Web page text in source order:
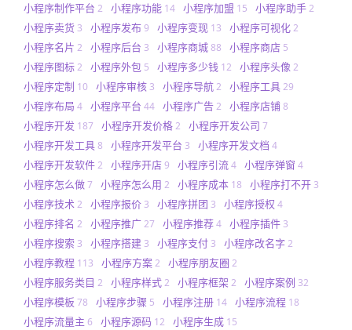
小程序制作平台 2 小程序功能 14 小程序加盟 15 小程序助手2
小程序卖货 3 小程序发布9 小程序变现 13 小程序可视化2
小程序名片 2 小程序后台 3 小程序商城88 小程序商店 5
小程序图标2 小程序外包 5 小程序多少钱 12 小程序头像 2
小程序定制 10 小程序审核 3 小程序导航2 小程序工具29
小程序布局 4 小程序平台 44 小程序广告2 小程序店铺8
小程序开发 187 小程序开发价格2 小程序开发公司 7
小程序开发工具8 小程序开发平台 3 小程序开发文档 4
小程序开发软件2 小程序开店9 小程序引流4 小程序弹窗 4
小程序怎么做7 小程序怎么用 2 小程序成本 18 小程序打不开 3
小程序技术2 小程序报价 3 小程序拼团 3 小程序授权 4
小程序排名 2 小程序推广27 小程序推荐4 小程序插件 3
小程序搜索 3 小程序搭建 3 小程序支付 3 小程序改名字 2
小程序教程 113 小程序方案2 小程序朋友圈 2
小程序服务类目 2 小程序样式2 小程序框架 2 小程序案例 32
小程序模板 78 小程序步骤 5 小程序注册 14 小程序流程 18
小程序流量主 6 小程序源码 12 小程序生成 15